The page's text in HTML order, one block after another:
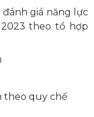
giá năng lực
theo tổ hợp
theo quy chế